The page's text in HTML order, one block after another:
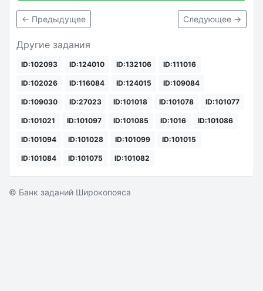
← Предыдущее Следующее →
Другие задания
ID:102093 ID:124010 ID:132106 ID:111016
ID:102026 ID:116084 ID:124015 ID:109084
ID:109030 ID:27023 ID:101018 ID:101078 ID:101077
ID:101021 ID:101097 ID:101085 ID:1016 ID:101086
ID:101094 ID:101028 ID:101099 ID:101015
ID:101084 ID:101075 ID:101082
© Банк заданий Широкопояса